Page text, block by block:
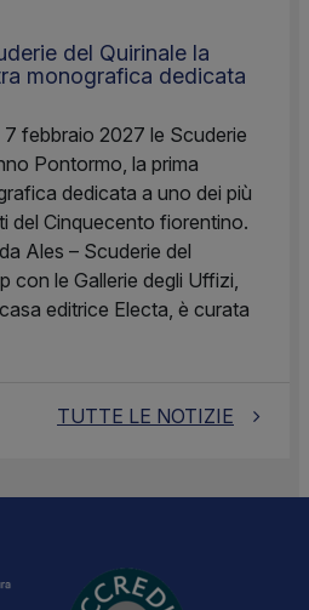
del Quirinale la
monografica dedicata
febbraio 2027 le Scuderie
Pontormo, la prima
dedicata a uno dei più
del Cinquecento fiorentino.
Ales – Scuderie del
con le Gallerie degli Uffizi,
editrice Electa, è curata
TUTTE LE NOTIZIE